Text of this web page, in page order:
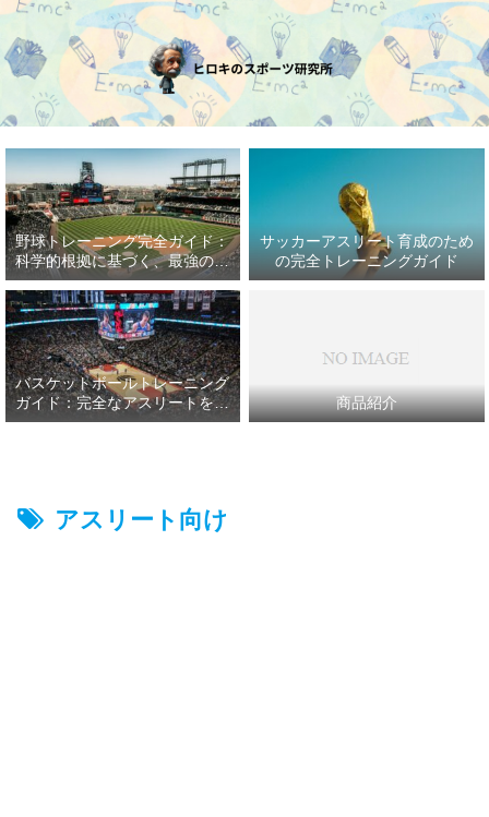
野球トレーニング完全ガイド：
科学的根拠に基づく、最強の野
球アスリート育成プラン
サッカーアスリート育成のため
の完全トレーニングガイド
バスケットボールトレーニング
ガイド：完全なアスリートを目
指して
商品紹介
アスリート向け